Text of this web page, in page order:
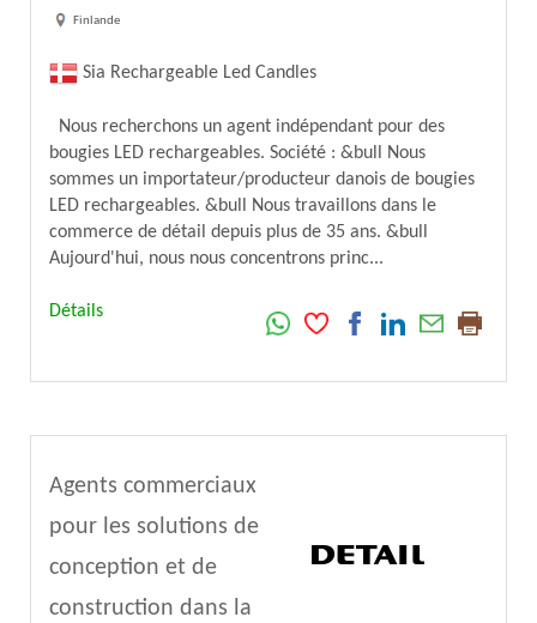
Finlande
Sia Rechargeable Led Candles
Nous recherchons un agent indépendant pour des
bougies LED rechargeables. Société : &bull Nous
sommes un importateur/producteur danois de bougies
LED rechargeables. &bull Nous travaillons dans le
commerce de détail depuis plus de 35 ans. &bull
Aujourd'hui, nous nous concentrons princ...
Détails
Agents commerciaux
pour les solutions de
conception et de
construction dans la